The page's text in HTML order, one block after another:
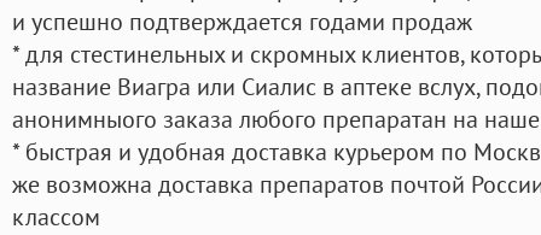
и успешно подтверждается годами продаж
* для стестинельных и скромных клиентов,
название Виагра или Сиалис в аптеке вслух,
анонимныого заказа любого препаратан на
* быстрая и удобная доставка курьером по
же возможна доставка препаратов почтой
классом